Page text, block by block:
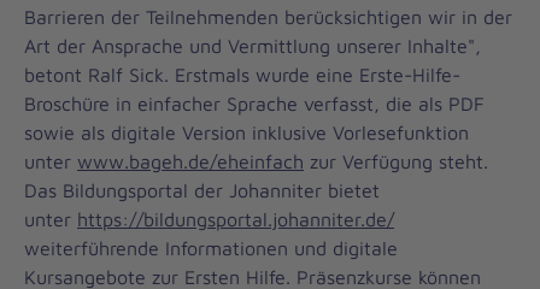
Barrieren der Teilnehmenden berücksichtigen wir in der
Art der Ansprache und Vermittlung unserer Inhalte",
betont Ralf Sick. Erstmals wurde eine Erste-Hilfe-
Broschüre in einfacher Sprache verfasst, die als PDF
sowie als digitale Version inklusive Vorlesefunktion
unter www.bageh.de/eheinfach zur Verfügung steht.
Das Bildungsportal der Johanniter bietet
unter https://bildungsportal.johanniter.de/
weiterführende Informationen und digitale
Kursangebote zur Ersten Hilfe. Präsenzkurse können